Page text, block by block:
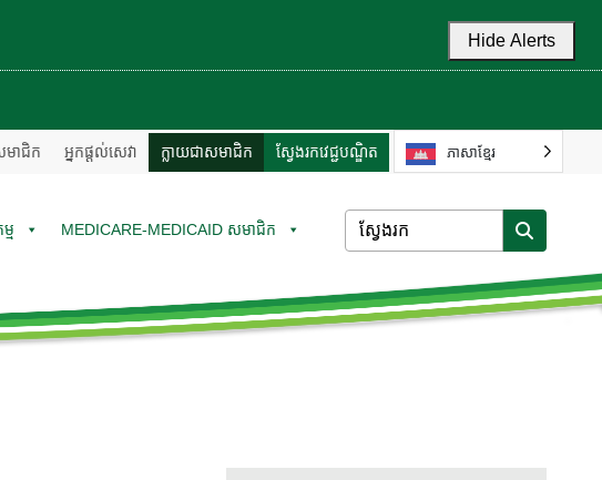
Hide Alerts
ាជិក អ្នកផ្តល់សេវា ក្លាយជាសមាជិក ស្វែងរកវេជ្ជបណ្ឌិត ភាសាខ្មែរ
ម MEDICARE-MEDICAID សមាជិក